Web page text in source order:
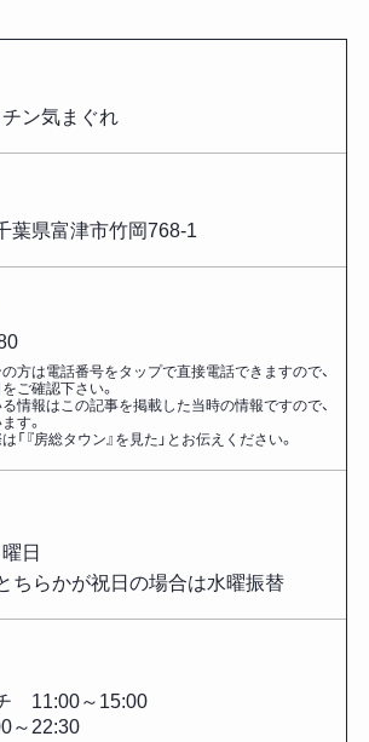
ン気まぐれ
葉県富津市竹岡768-1
方は電話番号をタップで直接電話できますので、
ご確認下さい。
情報はこの記事を掲載した当時の情報ですので、
す。
「『房総タウン』を見た」とお伝えください。
曜日
ちらかが祝日の場合は水曜振替
11:00～15:00
～22:30